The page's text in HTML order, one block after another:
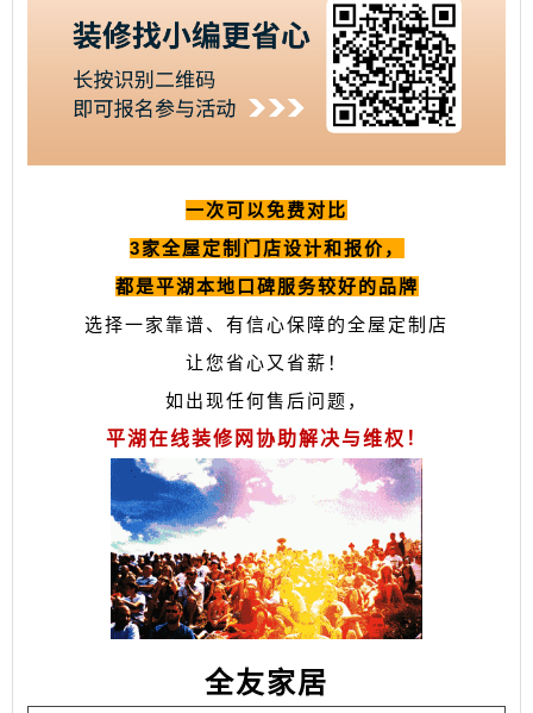
一次可以免费对比
3家全屋定制门店设计和报价，
都是平湖本地口碑服务较好的品牌
选择一家靠谱、有信心保障的全屋定制店
让您省心又省薪！
如出现任何售后问题，
平湖在线装修网协助解决与维权！
全友家居